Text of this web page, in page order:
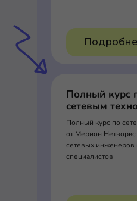
Полный курс
сетевым
Полный курс по
от Мерион
сетевых инженеров
специалистов